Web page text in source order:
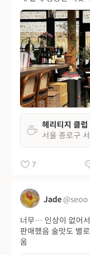
헤리티지 클럽
서울 종로구
7
Jade@seoo
너무… 인상이 없어
판매했음 술맛도 별
움